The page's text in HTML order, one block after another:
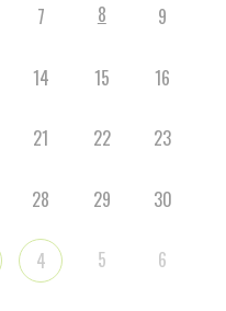
7 8 9
14 15 16
21 22 23
28 29 30
4 5 6